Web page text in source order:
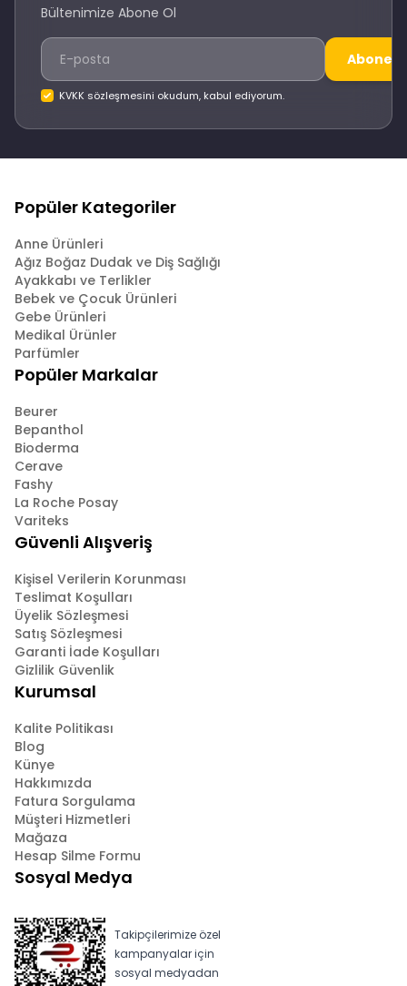
Bültenimize Abone Ol
Abone
KVKK sözleşmesini okudum, kabul ediyorum.
Popüler Kategoriler
Anne Ürünleri
Ağız Boğaz Dudak ve Diş Sağlığı
Ayakkabı ve Terlikler
Bebek ve Çocuk Ürünleri
Gebe Ürünleri
Medikal Ürünler
Parfümler
Popüler Markalar
Beurer
Bepanthol
Bioderma
Cerave
Fashy
La Roche Posay
Variteks
Güvenli Alışveriş
Kişisel Verilerin Korunması
Teslimat Koşulları
Üyelik Sözleşmesi
Satış Sözleşmesi
Garanti İade Koşulları
Gizlilik Güvenlik
Kurumsal
Kalite Politikası
Blog
Künye
Hakkımızda
Fatura Sorgulama
Müşteri Hizmetleri
Mağaza
Hesap Silme Formu
Sosyal Medya
Takipçilerimize özel
kampanyalar için
sosyal medyadan